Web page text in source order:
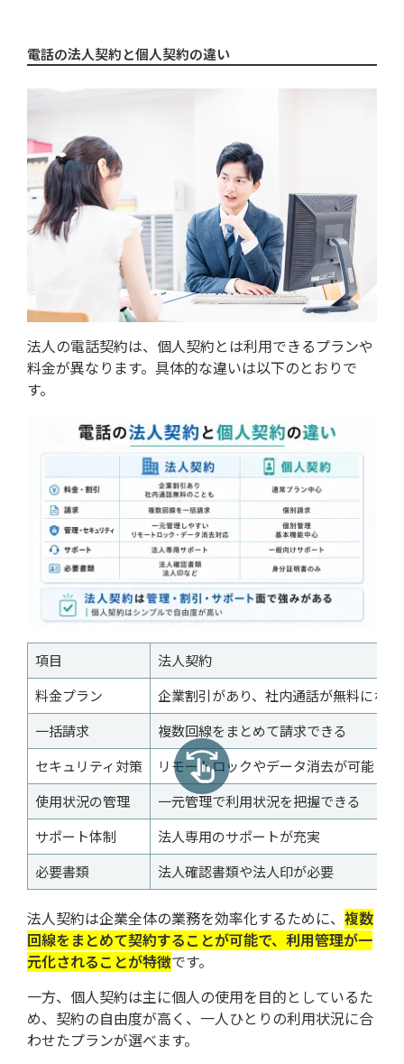
電話の法人契約と個人契約の違い
法人の電話契約は、個人契約とは利用できるプランや
料金が異なります。具体的な違いは以下のとおりで
す。
項目
法人契約
料金プラン
企業割引があり、社内通話が無料にな
一括請求
複数回線をまとめて請求できる
セキュリティ対策
リモートロックやデータ消去が可能
使用状況の管理
一元管理で利用状況を把握できる
サポート体制
法人専用のサポートが充実
必要書類
法人確認書類や法人印が必要
法人契約は企業全体の業務を効率化するために、 複数
回線をまとめて契約することが可能で、利用管理が一
元化されることが特徴です。
一方、個人契約は主に個人の使用を目的としているた
め、契約の自由度が高く、一人ひとりの利用状況に合
わせたプランが選べます。